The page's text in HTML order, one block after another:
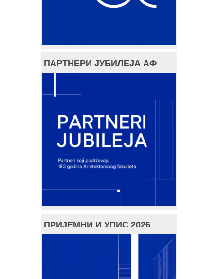
ПАРТНЕРИ ЈУБИЛЕЈА АФ
ПРИЈЕМНИ И УПИС 2026